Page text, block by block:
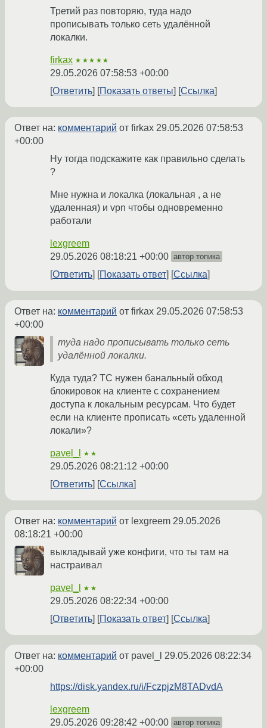
Третий раз повторяю, туда надо
прописывать только сеть удалённой
локалки.
firkax ★★★★★
29.05.2026 07:58:53 +00:00
Ответить
Показать ответы Ссылка
Ответ на: комментарий от firkax 29.05.2026 07:58:53
+00:00
Ну тогда подскажите как правильно сделать
?
Мне нужна и локалка (локальная , а не
удаленная) и vpn чтобы одновременно
работали
lexgreem
29.05.2026 08:18:21 +00:00 автор топика
Ответить Показать ответ Ссылка
Ответ на: комментарий от firkax 29.05.2026 07:58:53
+00:00
туда надо прописывать только сеть
удалённой локалки.
Куда туда? ТС нужен банальный обход
блокировок на клиенте с сохранением
доступа к локальным ресурсам. Что будет
если на клиенте прописать «сеть удаленной
локали»?
pavel_l ★★
29.05.2026 08:21:12 +00:00
Ответить
Ссылка
Ответ на: комментарий от lexgreem 29.05.2026
08:18:21 +00:00
выкладывай уже конфиги, что ты там на
настраивал
pavel_l ★★
29.05.2026 08:22:34 +00:00
Ответить
Показать ответ Ссылка
Ответ на: комментарий от pavel_l 29.05.2026 08:22:34
+00:00
https://disk.yandex.ru/i/FczpjzM8TADvdA
lexgreem
29.05.2026 09:28:42 +00:00 автор топика